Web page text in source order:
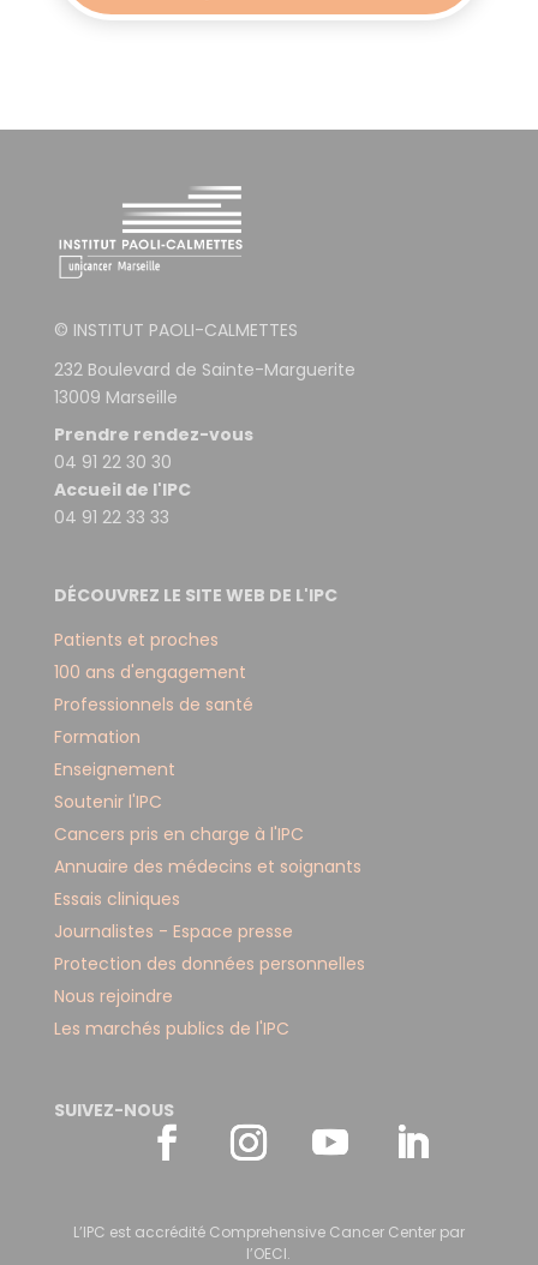
© INSTITUT PAOLI-CALMETTES
232 Boulevard de Sainte-Marguerite
13009 Marseille
Prendre rendez-vous
04 91 22 30 30
Accueil de l'IPC
04 91 22 33 33
DÉCOUVREZ LE SITE WEB DE L'IPC
Patients et proches
100 ans d'engagement
Professionnels de santé
Formation
Enseignement
Soutenir l'IPC
Cancers pris en charge à l'IPC
Annuaire des médecins et soignants
Essais cliniques
Journalistes - Espace presse
Protection des données personnelles
Nous rejoindre
Les marchés publics de l'IPC
SUIVEZ-NOUS
L’IPC est accrédité Comprehensive Cancer Center par
l’OECI.